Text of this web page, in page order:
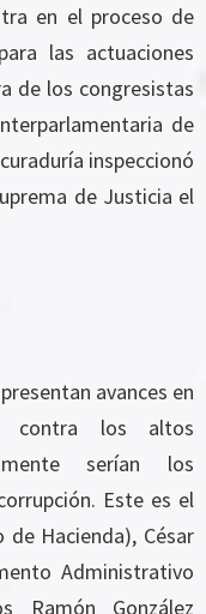
en el proceso de
las actuaciones
de los congresistas
de
inspeccionó
de Justicia el
avances en
contra los altos
serían los
Este es el
Hacienda), César
Administrativo
Ramón González